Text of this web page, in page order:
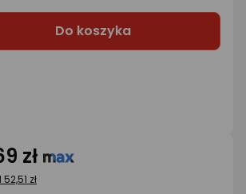
Do koszyka
zł
zł